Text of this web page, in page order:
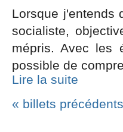
Lorsque j'entends
socialiste,
mépris. Avec les
possible de
Lire la suite
« billets précédents